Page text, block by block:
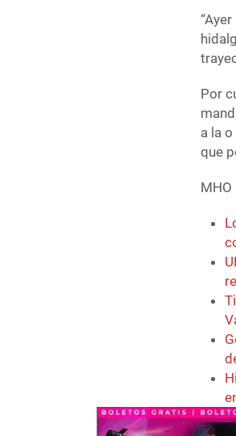
Por
a la
que
MHO